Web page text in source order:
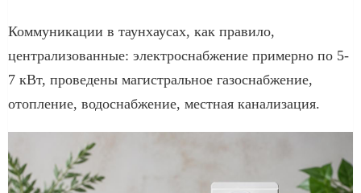
Коммуникации в таунхаусах, как правило,
централизованные: электроснабжение примерно по 5-
7 кВт, проведены магистральное газоснабжение,
отопление, водоснабжение, местная канализация.